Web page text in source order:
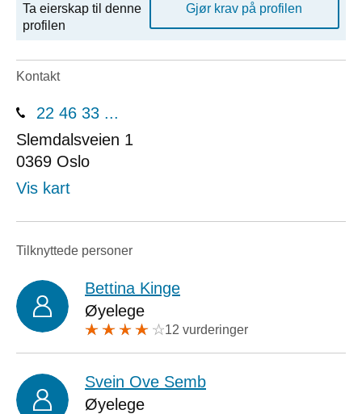
Ta eierskap til denne
profilen
Gjør krav på profilen
Kontakt
22 46 33 ...
Slemdalsveien 1
0369 Oslo
Vis kart
Tilknyttede personer
Bettina Kinge
Øyelege
12 vurderinger
Svein Ove Semb
Øyelege